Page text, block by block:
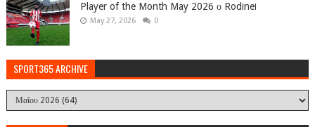
Player of the Month May 2026 ο Rodinei
May 27, 2026 0
SPORT365 ARCHIVE